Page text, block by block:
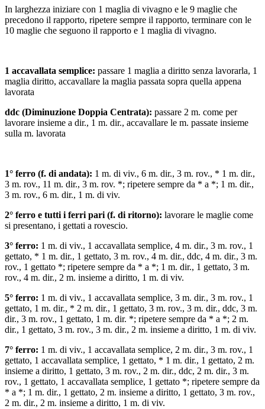
In larghezza iniziare con 1 maglia di vivagno e le 9 maglie che
precedono il rapporto, ripetere sempre il rapporto, terminare con le
10 maglie che seguono il rapporto e 1 maglia di vivagno.
1 accavallata semplice: passare 1 maglia a diritto senza lavorarla, 1
maglia diritto, accavallare la maglia passata sopra quella appena
lavorata
ddc (Diminuzione Doppia Centrata): passare 2 m. come per
lavorare insieme a dir., 1 m. dir., accavallare le m. passate insieme
sulla m. lavorata
1° ferro (f. di andata): 1 m. di viv., 6 m. dir., 3 m. rov., * 1 m. dir.,
3 m. rov., 11 m. dir., 3 m. rov. *; ripetere sempre da * a *; 1 m. dir.,
3 m. rov., 6 m. dir., 1 m. di viv.
2° ferro e tutti і ferri pari (f. di ritorno): lavorare le maglie come
si presentano, i gettati a rovescio.
3° ferro: 1 m. di viv., 1 accavallata semplice, 4 m. dir., 3 m. rov., 1
gettato, * 1 m. dir., 1 gettato, 3 m. rov., 4 m. dir., ddc, 4 m. dir., 3 m.
rov., 1 gettato *; ripetere sempre da * a *; 1 m. dir., 1 gettato, 3 m.
rov., 4 m. dir., 2 m. insieme a diritto, 1 m. di viv.
5° ferro: 1 m. di viv., 1 accavallata semplice, 3 m. dir., 3 m. rov., 1
gettato, 1 m. dir., * 2 m. dir., 1 gettato, 3 m. rov., 3 m. dir., ddc, 3 m.
dir., 3 m. rov., 1 gettato, 1 m. dir. *; ripetere sempre da * a *; 2 m.
dir., 1 gettato, 3 m. rov., 3 m. dir., 2 m. insieme a diritto, 1 m. di viv.
7° ferro: 1 m. di viv., 1 accavallata semplice, 2 m. dir., 3 m. rov., 1
gettato, 1 accavallata semplice, 1 gettato, * 1 m. dir., 1 gettato, 2 m.
insieme a diritto, 1 gettato, 3 m. rov., 2 m. dir., ddc, 2 m. dir., 3 m.
rov., 1 gettato, 1 accavallata semplice, 1 gettato *; ripetere sempre da
* a *; 1 m. dir., 1 gettato, 2 m. insieme a diritto, 1 gettato, 3 m. rov.,
2 m. dir., 2 m. insieme a diritto, 1 m. di viv.